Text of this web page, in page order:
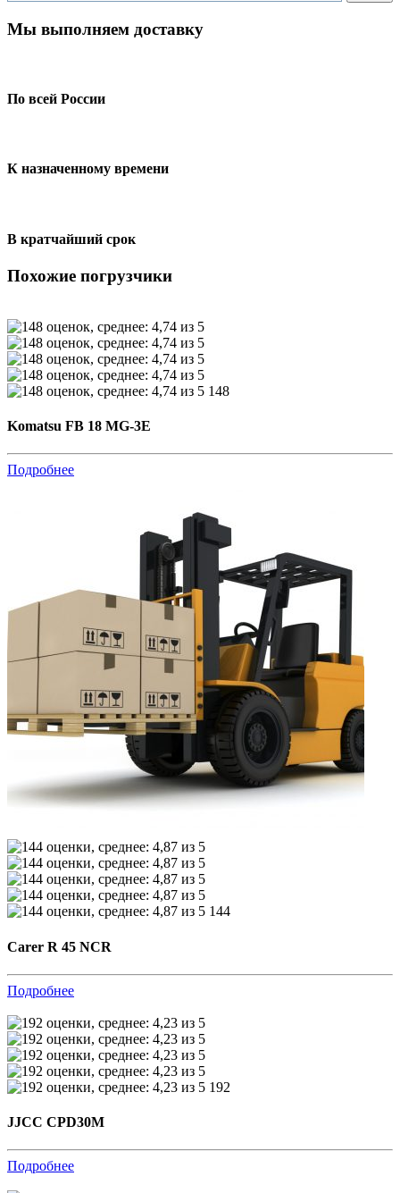
Мы выполняем доставку
По всей России
К назначенному времени
В кратчайший срок
Похожие погрузчики
148
Komatsu FB 18 MG-3E
Подробнее
144
Carer R 45 NCR
Подробнее
192
JJCC CPD30M
Подробнее